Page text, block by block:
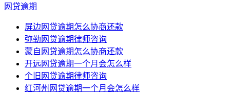
网贷逾期
屏边网贷逾期怎么协商还款
弥勒网贷逾期律师咨询
蒙自网贷逾期怎么协商还款
开远网贷逾期一个月会怎么样
个旧网贷逾期律师咨询
红河州网贷逾期一个月会怎么样